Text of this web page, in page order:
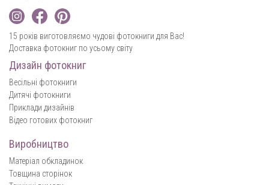
15 років виготовляємо чудові фотокниги для Вас!
Доставка фотокниг по усьому світу
Дизайн фотокниг
Весільні фотокниги
Дитячі фотокниги
Приклади дизайнів
Відео готових фотокниг
Виробництво
Матеріал обкладинок
Товщина сторінок